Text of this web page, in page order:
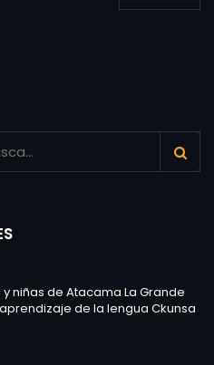
niñas de Atacama La Grande
de la lengua Ckunsa